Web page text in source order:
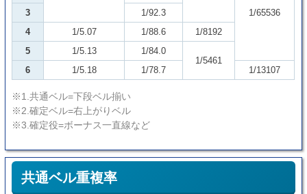
1/65536
3
1/92.3
4
1/5.07 1/88.6
1/8192
5
1/5.13
1/84.0
1/5461
6
1/5.18 1/78.7 1/13107
※1.共通ベル=下段ベル揃い
※2.確定ベル=右上がりベル
※3.確定役=ボーナス一直線など
共通ベル重複率